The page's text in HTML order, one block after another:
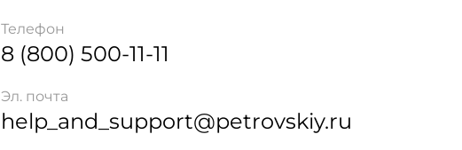
Телефон
8 (800) 500-11-11
Эл. почта
help_and_support@petrovskiy.ru